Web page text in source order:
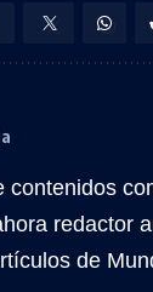
contenidos
redactor
de